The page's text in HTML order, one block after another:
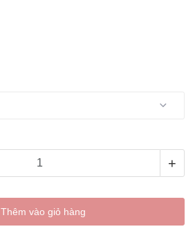
+
Thêm vào giỏ hàng